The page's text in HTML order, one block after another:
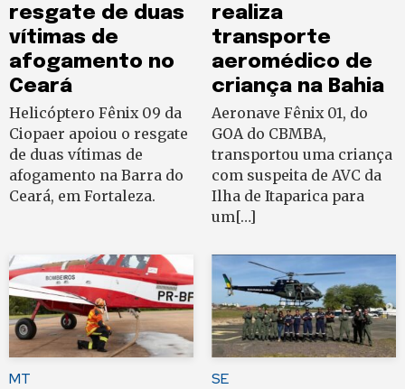
resgate de duas
vítimas de
afogamento no
Ceará
Helicóptero Fênix 09 da
Ciopaer apoiou o resgate
de duas vítimas de
afogamento na Barra do
Ceará, em Fortaleza.
realiza
transporte
aeromédico de
criança na Bahia
Aeronave Fênix 01, do
GOA do CBMBA,
transportou uma criança
com suspeita de AVC da
Ilha de Itaparica para
um[…]
MT SE